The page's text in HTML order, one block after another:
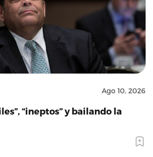
Ago 10, 2026
“ineptos” y bailando la